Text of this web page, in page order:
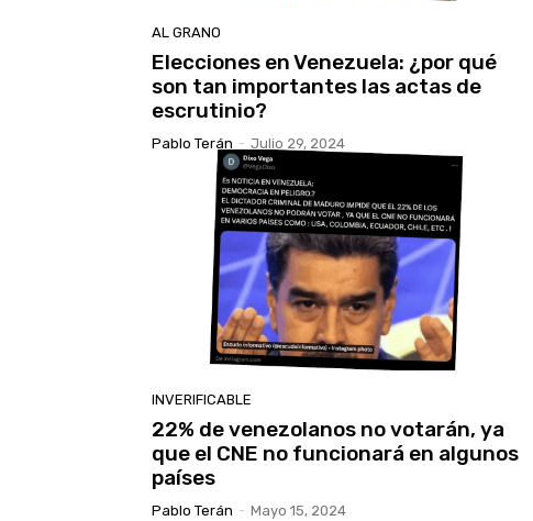
AL GRANO
Elecciones en Venezuela: ¿por qué
son tan importantes las actas de
escrutinio?
Pablo Terán - Julio 29, 2024
INVERIFICABLE
22% de venezolanos no votarán, ya
que el CNE no funcionará en algunos
países
Pablo Terán - Mayo 15, 2024